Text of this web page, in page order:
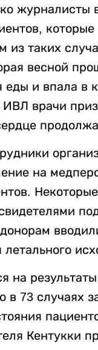
журналисты
из таких
весной
еды и впала в
ИВЛ врачи
на
на
в 73 случаях
Кентукки